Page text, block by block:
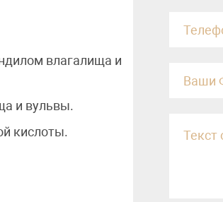
влагалища и
и вульвы.
кислоты.